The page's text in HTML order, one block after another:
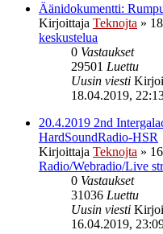
Äänidokumentti:
Kirjoittaja Teknojta »
keskustelua
0 Vastaukset
29501 Luettu
Uusin viesti
18.04.2019,
20.4.2019 2nd
HardSoundRadio-HSR
Kirjoittaja Teknojta »
Radio/Webradio/Live
0 Vastaukset
31036 Luettu
Uusin viesti
16.04.2019,